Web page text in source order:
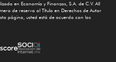
en Economía y Finanzas, S.A. de C.V. All
de reserva al Título en Derechos de Autor
página, usted está de acuerdo con los